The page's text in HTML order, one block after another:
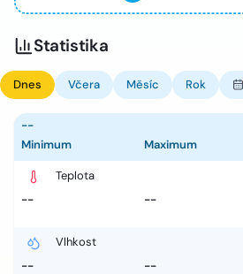
Statistika
Dnes Včera Měsíc Rok
--
Minimum
Maximum
Teplota
--
--
Vlhkost
--
--